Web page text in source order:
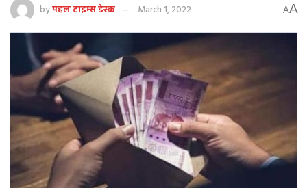
byपहल टाइम्स डेस्क March 1, 2022 AA